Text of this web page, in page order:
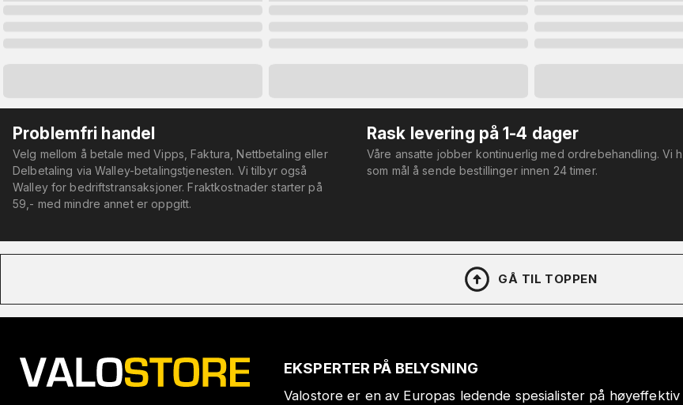
Problemfri handel
Velg mellom å betale med Vipps, Faktura, Nettbetaling eller
Delbetaling via Walley-betalingstjenesten. Vi tilbyr også
Walley for bedriftstransaksjoner. Fraktkostnader starter på
59,- med mindre annet er oppgitt.
Rask levering på 1-4 dager
Våre ansatte jobber kontinuerlig med ordrebehandling. Vi
som mål å sende bestillinger innen 24 timer.
GÅ TIL TOPPEN
EKSPERTER PÅ BELYSNING
Valostore er en av Europas ledende spesialister på